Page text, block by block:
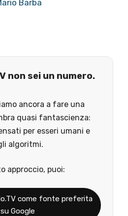
Barba
non sei un numero.
ancora a fare una
quasi fantascienza:
per esseri umani e
algoritmi.
approccio, puoi:
come fonte preferita
su Google